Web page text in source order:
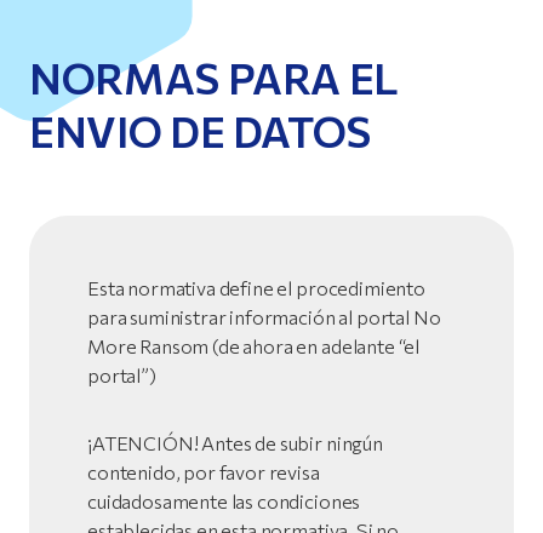
NORMAS PARA EL
ENVIO DE DATOS
Esta normativa define el procedimiento
para suministrar información al portal No
More Ransom (de ahora en adelante “el
portal”)
¡ATENCIÓN! Antes de subir ningún
contenido, por favor revisa
cuidadosamente las condiciones